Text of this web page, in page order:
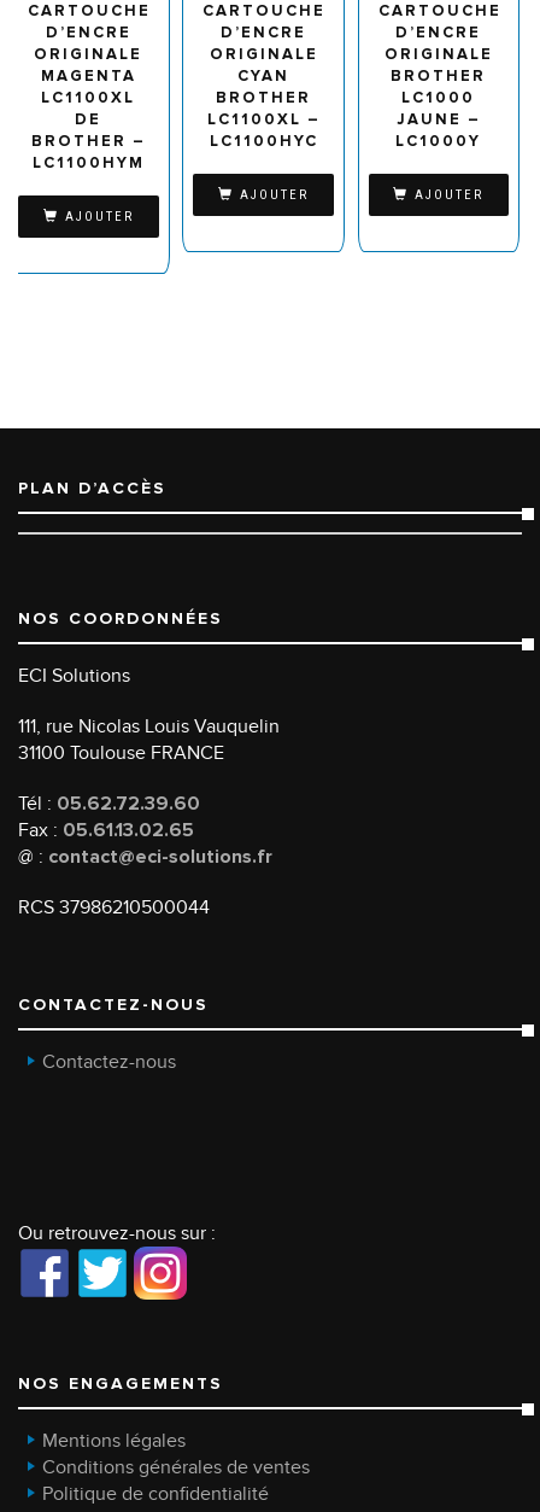
CARTOUCHE
D’ENCRE
ORIGINALE
MAGENTA
LC1100XL
DE
BROTHER –
LC1100HYM
AJOUTER
CARTOUCHE
D’ENCRE
ORIGINALE
CYAN
BROTHER
LC1100XL –
LC1100HYC
AJOUTER
CARTOUCHE
D’ENCRE
ORIGINALE
BROTHER
LC1000
JAUNE –
LC1000Y
AJOUTER
PLAN D’ACCÈS
NOS COORDONNÉES
ECI Solutions
111, rue Nicolas Louis Vauquelin
31100 Toulouse FRANCE
Tél : 05.62.72.39.60
Fax : 05.61.13.02.65
@ : contact@eci-solutions.fr
RCS 37986210500044
CONTACTEZ-NOUS
Contactez-nous
Ou retrouvez-nous sur :
NOS ENGAGEMENTS
Mentions légales
Conditions générales de ventes
Politique de confidentialité